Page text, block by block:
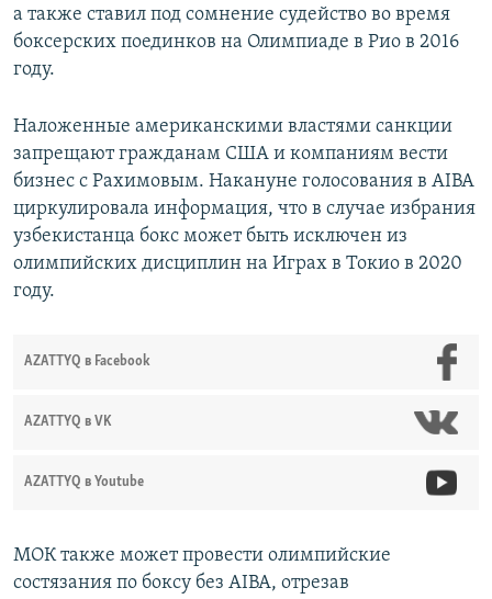
а также ставил под сомнение судейство во время
боксерских поединков на Олимпиаде в Рио в 2016
году.
Наложенные американскими властями санкции
запрещают гражданам США и компаниям вести
бизнес с Рахимовым. Накануне голосования в AIBA
циркулировала информация, что в случае избрания
узбекистанца бокс может быть исключен из
олимпийских дисциплин на Играх в Токио в 2020
году.
AZATTYQ в Facebook
AZATTYQ в VK
AZATTYQ в Youtube
МОК также может провести олимпийские
состязания по боксу без AIBA, отрезав